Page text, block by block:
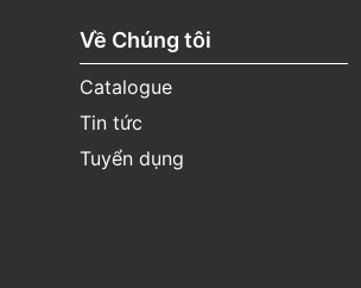
Về Chúng tôi
Catalogue
Tin tức
Tuyển dụng